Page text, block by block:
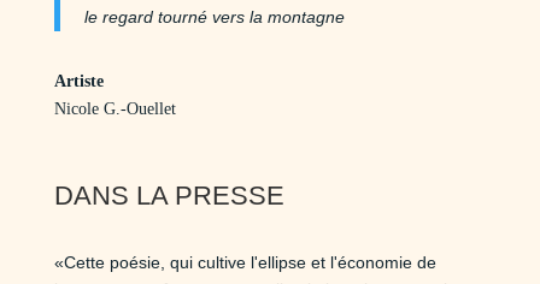
le regard tourné vers la montagne
Artiste
Nicole G.-Ouellet
DANS LA PRESSE
«Cette poésie, qui cultive l'ellipse et l'économie de